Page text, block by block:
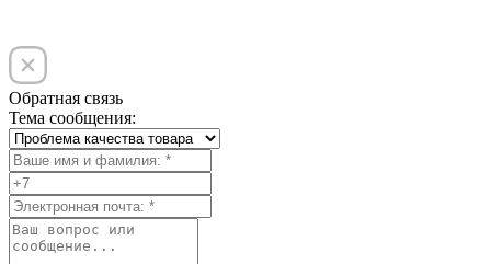
Обратная связь
Тема сообщения: